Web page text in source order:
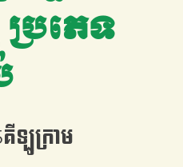
ប្រភេទ
គីឡូក្រាម